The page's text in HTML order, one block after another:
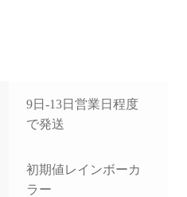
9日-13日営業日程度
で発送
初期値レインボーカ
ラー